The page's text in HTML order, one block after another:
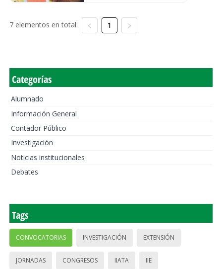
7 elementos en total: 1
Categorías
Alumnado
Información General
Contador Público
Investigación
Noticias institucionales
Debates
Tags
CONVOCATORIAS INVESTIGACIÓN EXTENSIÓN
JORNADAS CONGRESOS IIATA IIE